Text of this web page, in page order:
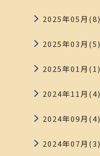
2025年05月(8)
2025年03月(5)
2025年01月(1)
2024年11月(4)
2024年09月(4)
2024年07月(3)